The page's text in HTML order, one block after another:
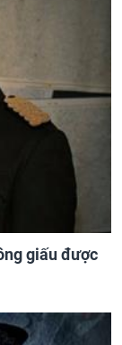
giấu được